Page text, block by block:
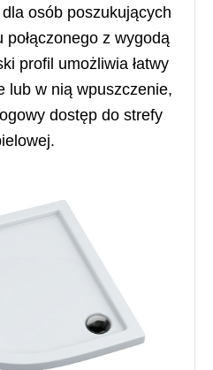
osób poszukujących
z wygodą
profil umożliwia łatwy
lub w nią wpuszczenie,
dostęp do strefy